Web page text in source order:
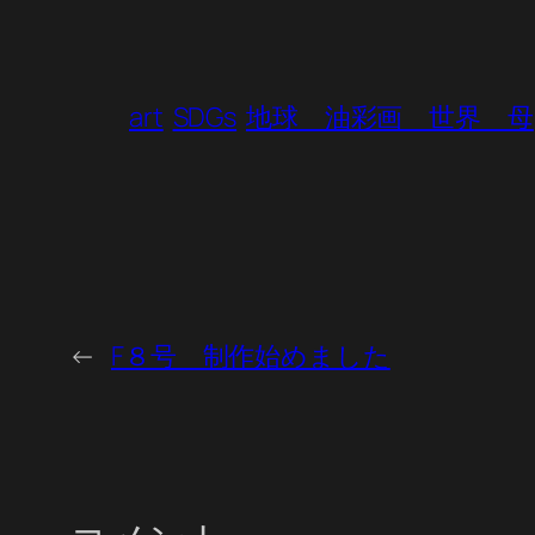
art SDGs 地球 油彩画 世界 母
← F８号 制作始めました